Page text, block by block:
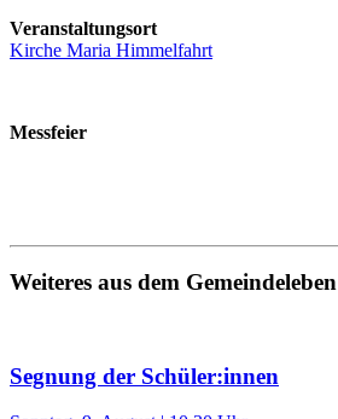
Veranstaltungsort
Kirche Maria Himmelfahrt
Messfeier
Weiteres aus dem Gemeindeleben
Segnung der Schüler:innen